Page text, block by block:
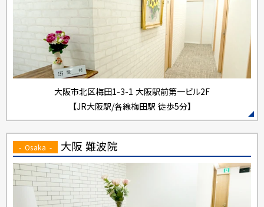
大阪市北区梅田1-3-1大阪駅前第一ビル2F
【JR大阪駅/各線梅田駅 徒歩5分】
- Osaka - 大阪 難波院